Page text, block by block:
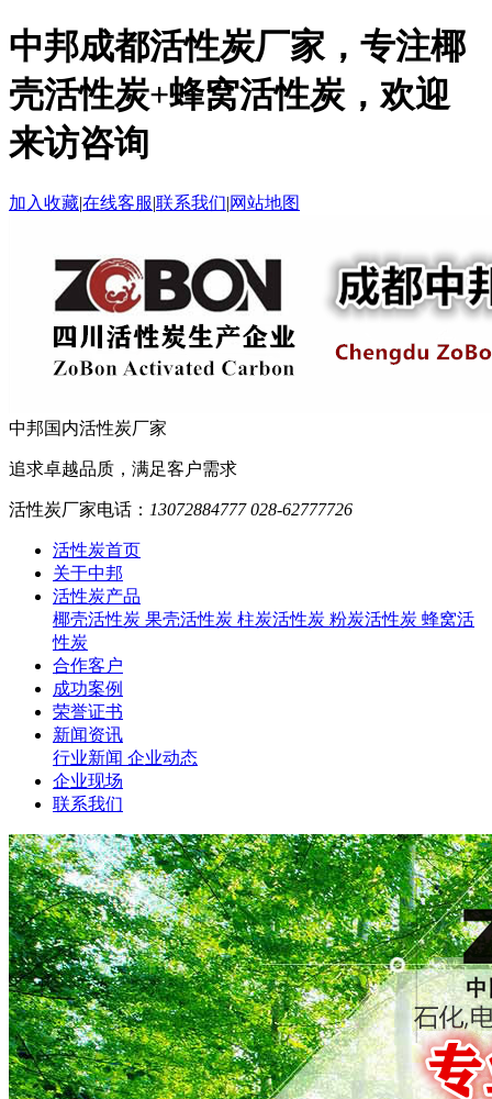
中邦成都活性炭厂家，专注椰
壳活性炭+蜂窝活性炭，欢迎
来访咨询
加入收藏|在线客服|联系我们|网站地图
中邦国内活性炭厂家
追求卓越品质，满足客户需求
活性炭厂家电话： 13072884777 028-62777726
活性炭首页
关于中邦
活性炭产品
椰壳活性炭 果壳活性炭 柱炭活性炭 粉炭活性炭 蜂窝活
性炭
合作客户
成功案例
荣誉证书
新闻资讯
行业新闻 企业动态
企业现场
联系我们